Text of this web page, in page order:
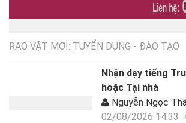
RAO VẶT MỚI: TUYỂN DỤNG - ĐÀO TẠO
Nhận dạy tiếng
hoặc Tại nhà
Nguyễn Ngọc
02/08/2026 14:33